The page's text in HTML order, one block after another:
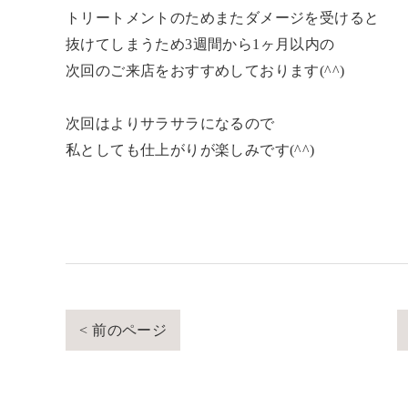
トリートメントのためまたダメージを受けると
抜けてしまうため3週間から1ヶ月以内の
次回のご来店をおすすめしております(^^)
次回はよりサラサラになるので
私としても仕上がりが楽しみです(^^)
< 前のページ